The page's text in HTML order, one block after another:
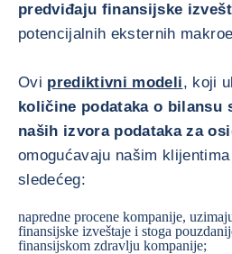
predviđaju finansijske
potencijalnih eksternih
Ovi prediktivni modeli, koji
količine podataka o bilansu
naših izvora podataka za
omogućavaju našim
sledećeg:
napredne procene kompanije,
finansijske izveštaje i stoga
finansijskom zdravlju kompanije;